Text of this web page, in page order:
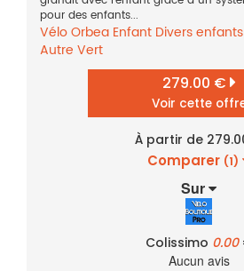
pour des enfants...
VéloOrbea Enfant Divers enfants
Autre Vert
279.00 €
Voir cette
À partir de
Comparer (1)
Sur
Colissimo 0.00
Aucun avis